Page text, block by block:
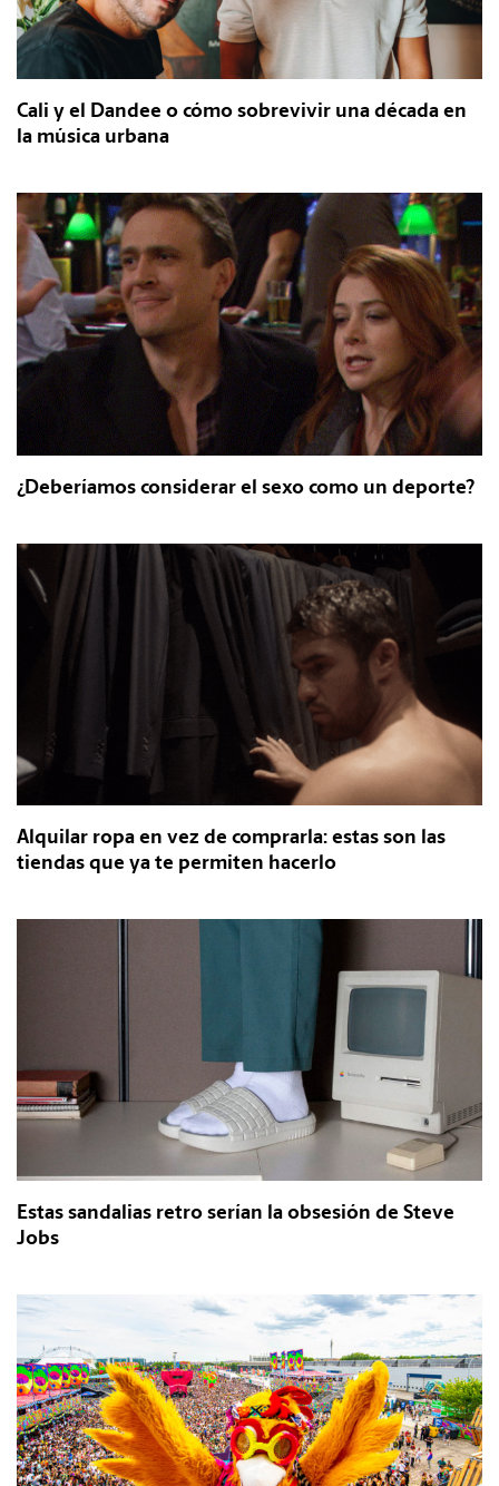
Cali y el Dandee o cómo sobrevivir una década en
la música urbana
¿Deberíamos considerar el sexo como un deporte?
Alquilar ropa en vez de comprarla: estas son las
tiendas que ya te permiten hacerlo
Estas sandalias retro serían la obsesión de Steve
Jobs